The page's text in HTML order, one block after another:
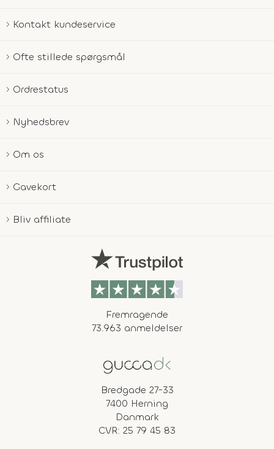
Kontakt kundeservice
Ofte stillede spørgsmål
Ordrestatus
Nyhedsbrev
Om os
Gavekort
Bliv affiliate
Fremragende
73.963 anmeldelser
Bredgade 27-33
7400 Herning
Danmark
CVR: 25 79 45 83